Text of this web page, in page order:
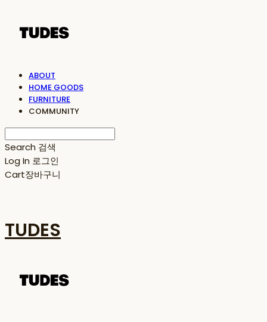
ABOUT
HOME GOODS
FURNITURE
COMMUNITY
Search 검색
Log In 로그인
Cart장바구니
TUDES